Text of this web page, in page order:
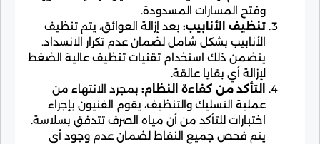
وفتح المسارات المسدودة.
تنظيف الأنابيب: بعد إزالة العوائق، يتم تنظيف
الأنابيب بشكل شامل لضمان عدم تكرار الانسداد.
يتضمن ذلك استخدام تقنيات تنظيف عالية الضغط
لإزالة أي بقايا عالقة.
التأكد من كفاءة النظام: بمجرد الانتهاء من
عملية التسليك والتنظيف، يقوم الفنيون بإجراء
اختبارات للتأكد من أن مياه الصرف تتدفق بسلاسة.
يتم فحص جميع النقاط لضمان عدم وجود أي